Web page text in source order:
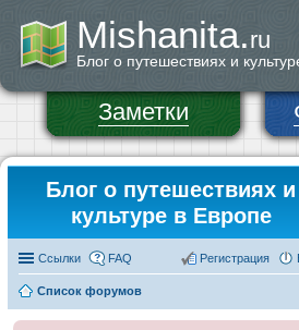
Mishanita.ru
Блог о путешествиях и
Заметки
Блог о путешествиях и
культуре в Европе
Ссылки FAQ Регистрация
Список форумов